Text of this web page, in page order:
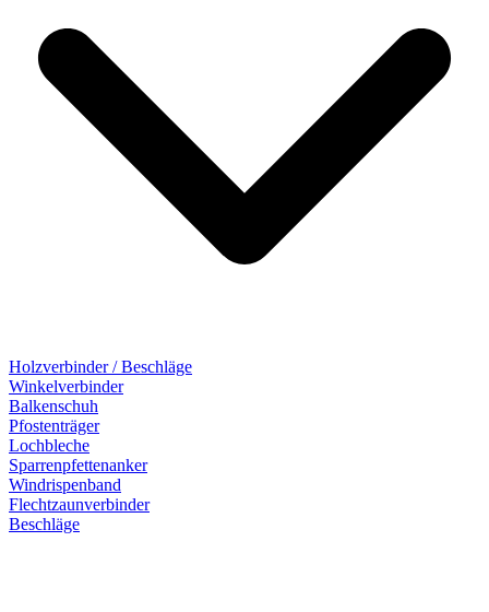
Holzverbinder / Beschläge
Winkelverbinder
Balkenschuh
Pfostenträger
Lochbleche
Sparrenpfettenanker
Windrispenband
Flechtzaunverbinder
Beschläge